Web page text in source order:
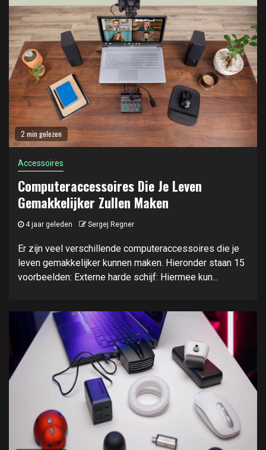
2 min gelezen
Accessoires
Computeraccessoires Die Je Leven
Gemakkelijker Zullen Maken
4 jaar geleden Sergej Regner
Er zijn veel verschillende computeraccessoires die je
leven gemakkelijker kunnen maken. Hieronder staan 15
voorbeelden: Externe harde schijf: Hiermee kun...